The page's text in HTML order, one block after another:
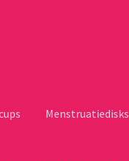
Menstruatiedisks